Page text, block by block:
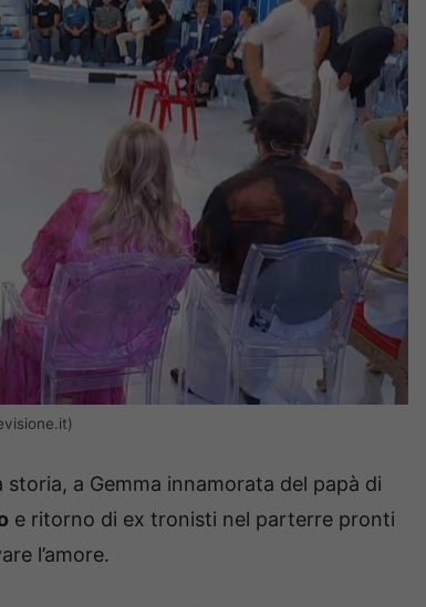
a Gemma innamorata del papà di
e ritorno di ex tronisti nel parterre pronti
l’amore.